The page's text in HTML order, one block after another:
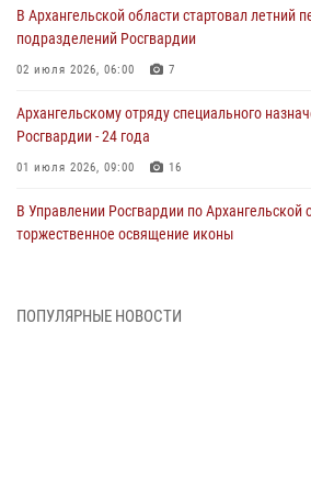
В Архангельской области стартовал летний
подразделений Росгвардии
02 июля 2026, 06:00 7
Архангельскому отряду специального
Росгвардии - 24 года
01 июля 2026, 09:00 16
В Управлении Росгвардии по Архангельской
торжественное освящение иконы
Военнослужащие по призыву из
ПОПУЛЯРНЫЕ НОВОСТИ